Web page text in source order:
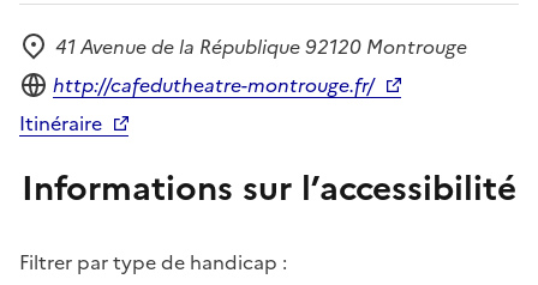
Adresse
41 Avenue de la République 92120 Montrouge
Site internet
http://cafedutheatre-montrouge.fr/
Itinéraire
Informations sur l’accessibilité
Filtrer par type de handicap :